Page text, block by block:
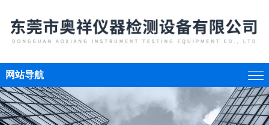
网站导航